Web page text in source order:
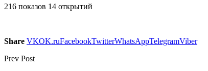
216 показов 14 открытий
Share VKOK.ruFacebookTwitterWhatsAppTelegramViber
Prev Post